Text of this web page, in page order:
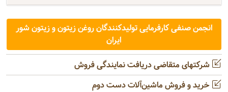
انجمن صنفی کارفرمایی تولیدکنندگان روغن زیتون و زیتون شور
ایران
شرکتهای متقاضی دریافت نمایندگی فروش
خرید و فروش ماشین‌آلات دست دوم